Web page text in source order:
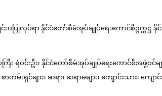
ပပြုလုပ်ရာ နိုင်ငံတော်စီမံအုပ်ချုပ်ရေးကောင်စီဥက္ကဋ္ဌ နို
းဦး၊ နိုင်ငံတော်စီမံအုပ်ချုပ်ရေးကောင်စီအဖွဲ့ဝင်များ
စာတမ်းရှင်များ၊ ဆရာ၊ ဆရာမများ၊ ကျောင်းသား၊ က